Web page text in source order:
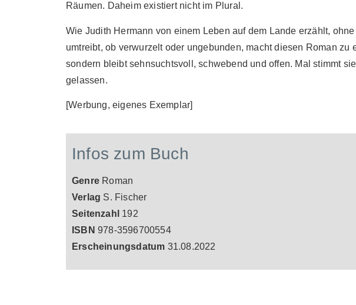
Räumen. Daheim existiert nicht im Plural.
Wie Judith Hermann von einem Leben auf dem Lande erzählt,
umtreibt, ob verwurzelt oder ungebunden, macht diesen Roman
sondern bleibt sehnsuchtsvoll, schwebend und offen. Mal stimmt
gelassen.
[Werbung, eigenes Exemplar]
Infos zum Buch
Genre Roman
Verlag S. Fischer
Seitenzahl 192
ISBN 978-3596700554
Erscheinungsdatum 31.08.2022